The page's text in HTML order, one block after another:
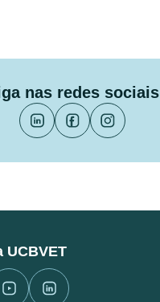
nas redes sociais
UCBVET